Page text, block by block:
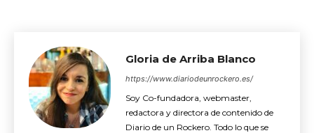
Gloria de Arriba Blanco
https://www.diariodeunrockero.es/
Soy Co-fundadora, webmaster,
redactora y directora de contenido de
Diario de un Rockero. Todo lo que se